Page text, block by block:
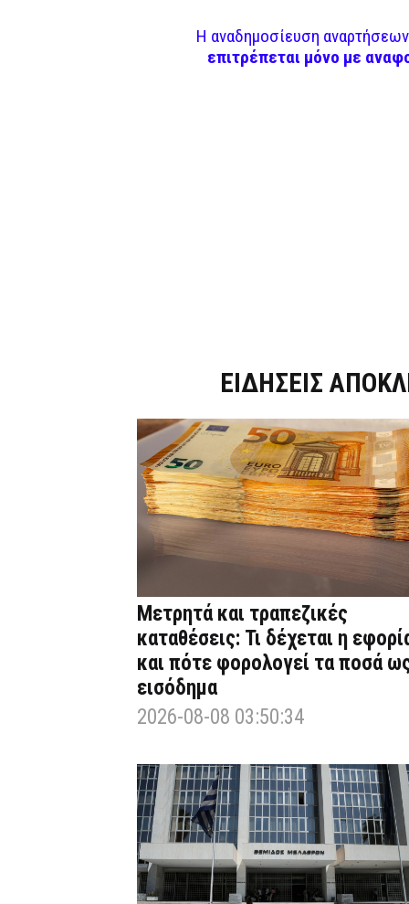
Η αναδημοσίευση
επιτρέπεται μόνο με
ΕΙΔΗΣΕΙΣ
Μετρητά και τραπεζικές
καταθέσεις: Τι δέχεται η
και πότε φορολογεί τα ποσά
εισόδημα
2026-08-08 03:50:34